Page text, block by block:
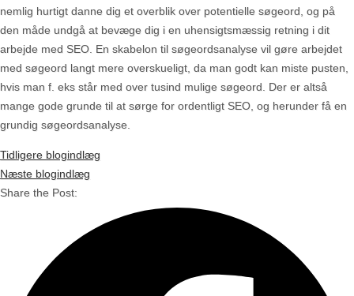
nemlig hurtigt danne dig et overblik over potentielle søgeord, og på
den måde undgå at bevæge dig i en uhensigtsmæssig retning i dit
arbejde med SEO. En skabelon til søgeordsanalyse vil gøre arbejdet
med søgeord langt mere overskueligt, da man godt kan miste pusten,
hvis man f. eks står med over tusind mulige søgeord. Der er altså
mange gode grunde til at sørge for ordentligt SEO, og herunder få en
grundig søgeordsanalyse.
Tidligere blogindlæg
Næste blogindlæg
Share the Post: